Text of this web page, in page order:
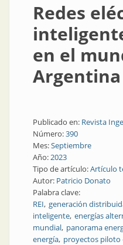
Redes
en el
Argentina
Publicado en: Revista
Número:390
Mes:Septiembre
Año:2023
Tipo de artículo:Artículo
Autor: Patricio Donato
Palabra clave:
REI generación
inteligente energías
mundial panorama
energía proyectos piloto